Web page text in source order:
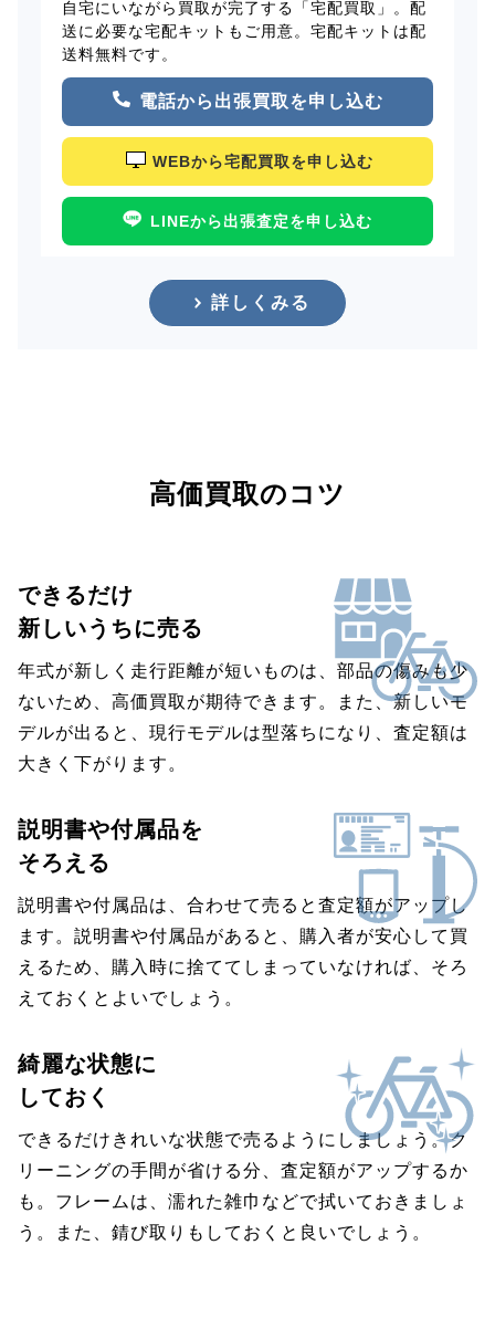
自宅にいながら買取が完了する「宅配買取」。配
送に必要な宅配キットもご用意。宅配キットは配
送料無料です。
電話から出張買取を申し込む
WEBから宅配買取を申し込む
LINEから出張査定を申し込む
詳しくみる
高価買取のコツ
できるだけ
新しいうちに売る
年式が新しく走行距離が短いものは、部品の傷みも少
ないため、高価買取が期待できます。また、新しいモ
デルが出ると、現行モデルは型落ちになり、査定額は
大きく下がります。
説明書や付属品を
そろえる
説明書や付属品は、合わせて売ると査定額がアップし
ます。説明書や付属品があると、購入者が安心して買
えるため、購入時に捨ててしまっていなければ、そろ
えておくとよいでしょう。
綺麗な状態に
しておく
できるだけきれいな状態で売るようにしましょう。ク
リーニングの手間が省ける分、査定額がアップするか
も。フレームは、濡れた雑巾などで拭いておきましょ
う。また、錆び取りもしておくと良いでしょう。